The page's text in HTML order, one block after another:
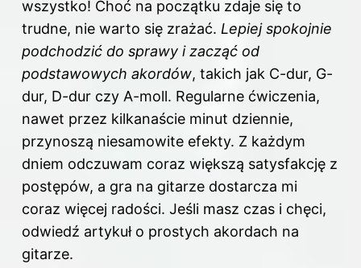
wszystko! Choć na początku zdaje się to
trudne, nie warto się zrażać. Lepiej spokojnie
podchodzić do sprawy i zacząć od
podstawowych akordów, takich jak C-dur, G-
dur, D-dur czy A-moll. Regularne ćwiczenia,
nawet przez kilkanaście minut dziennie,
przynoszą niesamowite efekty. Z każdym
dniem odczuwam coraz większą satysfakcję z
postępów, a gra na gitarze dostarcza mi
coraz więcej radości. Jeśli masz czas i chęci,
odwiedź artykuł o prostych akordach na
gitarze.